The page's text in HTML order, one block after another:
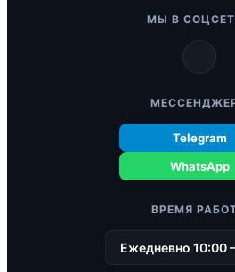
МЫ В
Telegram
WhatsApp
ВРЕМЯ
Ежедневно 10:00